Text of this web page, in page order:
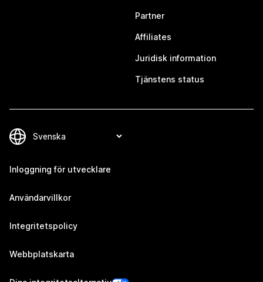
Partner
Affiliates
Juridisk information
Tjänstens status
Inloggning för utvecklare
Användarvillkor
Integritetspolicy
Webbplatskarta